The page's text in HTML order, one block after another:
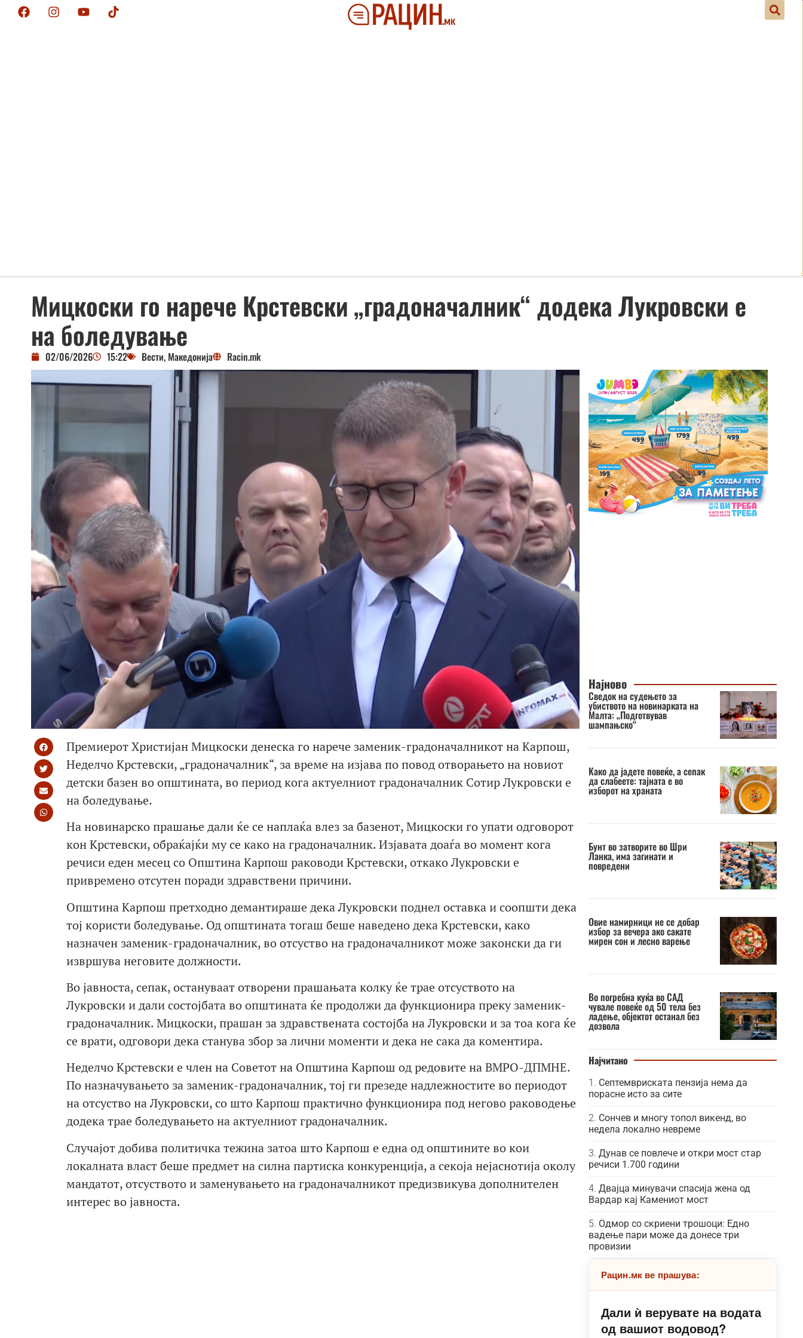
Мицкоски го нарече Крстевски „градоначалник“ додека Лукровски е
на боледување
02/06/2026 15:22 Вести, Македонија Racin.mk
Премиерот Христијан Мицкоски денеска го нарече заменик-градоначалникот на Карпош,
Неделчо Крстевски, „градоначалник“, за време на изјава по повод отворањето на новиот
детски базен во општината, во период кога актуелниот градоначалник Сотир Лукровски е
на боледување.
На новинарско прашање дали ќе се наплаќа влез за базенот, Мицкоски го упати одговорот
кон Крстевски, обраќајќи му се како на градоначалник. Изјавата доаѓа во момент кога
речиси еден месец со Општина Карпош раководи Крстевски, откако Лукровски е
привремено отсутен поради здравствени причини.
Општина Карпош претходно демантираше дека Лукровски поднел оставка и соопшти дека
тој користи боледување. Од општината тогаш беше наведено дека Крстевски, како
назначен заменик-градоначалник, во отсуство на градоначалникот може законски да ги
извршува неговите должности.
Во јавноста, сепак, остануваат отворени прашањата колку ќе трае отсуството на
Лукровски и дали состојбата во општината ќе продолжи да функционира преку заменик-
градоначалник. Мицкоски, прашан за здравствената состојба на Лукровски и за тоа кога ќе
се врати, одговори дека станува збор за лични моменти и дека не сака да коментира.
Неделчо Крстевски е член на Советот на Општина Карпош од редовите на ВМРО-ДПМНЕ.
По назначувањето за заменик-градоначалник, тој ги презеде надлежностите во периодот
на отсуство на Лукровски, со што Карпош практично функционира под негово раководење
додека трае боледувањето на актуелниот градоначалник.
Случајот добива политичка тежина затоа што Карпош е една од општините во кои
локалната власт беше предмет на силна партиска конкуренција, а секоја нејаснотија околу
мандатот, отсуството и заменувањето на градоначалникот предизвикува дополнителен
интерес во јавноста.
Најново
Сведок на судењето за
убиството на новинарката на
Малта: „Подготвував
шампањско“
Како да јадете повеќе, а сепак
да слабеете: тајната е во
изборот на храната
Бунт во затворите во Шри
Ланка, има загинати и
повредени
Овие намирници не се добар
избор за вечера ако сакате
мирен сон и лесно варење
Во погребна куќа во САД
чувале повеќе од 50 тела без
ладење, објектот останал без
дозвола
Најчитано
Септемвриската пензија нема да
порасне исто за сите
Сончев и многу топол викенд, во
недела локално невреме
Дунав се повлече и откри мост стар
речиси 1.700 години
Двајца минувачи спасија жена од
Вардар кај Камениот мост
Одмор со скриени трошоци: Едно
вадење пари може да донесе три
провизии
Рацин.мк ве прашува:
Дали ѝ верувате на водата
од вашиот водовод?